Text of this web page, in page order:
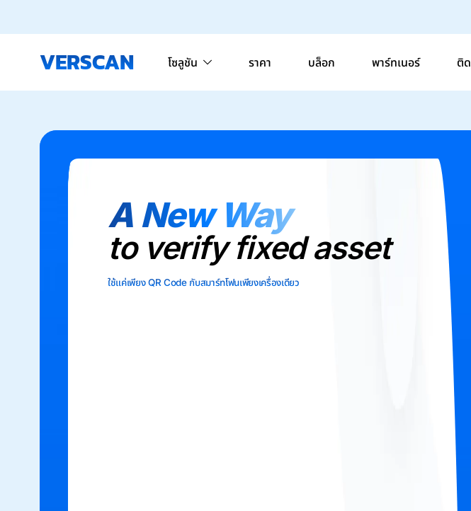
VERSCAN โซลูชัน ราคา บล็อก พาร์ทเนอร์ ติ
A New Way
to verify fixed asset
ใช้แค่เพียง QR Code กับสมาร์ทโฟนเพียงเครื่องเดียว